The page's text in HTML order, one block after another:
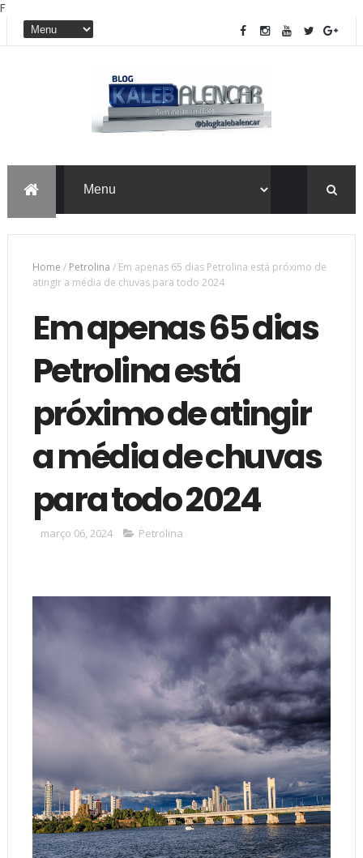
F
Home / Petrolina / Em apenas 65 dias Petrolina está próximo de
atingir a média de chuvas para todo 2024
Em apenas 65 dias
Petrolina está
próximo de atingir
a média de chuvas
para todo 2024
março 06, 2024 Petrolina